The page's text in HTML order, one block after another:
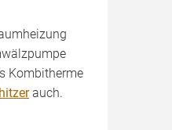
Kombitherme
auch.